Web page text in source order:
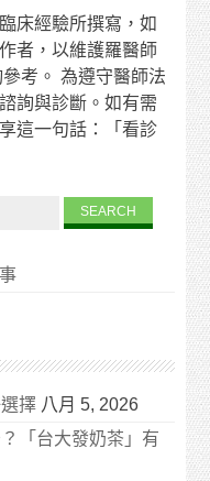
床經驗所撰寫，如
者，以維護羅醫師
考。 為遵守醫師法
詢與診斷。如有需
這一句話：「看診
擇 八月 5, 2026
「台大發奶茶」有